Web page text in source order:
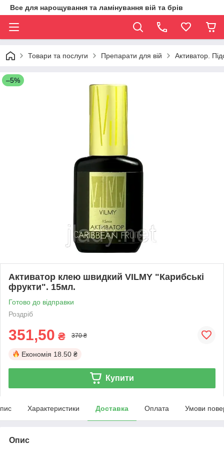
Все для нарощування та ламінування вій та брів
Товари та послуги Препарати для вій Активатор.
–5%
Активатор клею швидкий VILMY "Карибські
фрукти". 15мл.
Готово до відправки
Роздріб
351,50 ₴ 370 ₴
Економія 18.50 ₴
Купити
Характеристики Доставка Оплата Умови
Опис